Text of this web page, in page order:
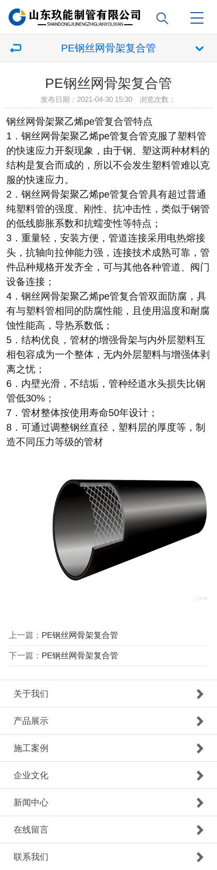
PE钢丝网骨架复合管
PE钢丝网骨架复合管
发布日期：2021-04-30 15:30 浏览次数：
钢丝网骨架聚乙烯pe管复合管特点
1．钢丝网骨架聚乙烯pe管复合管克服了塑料管
的快速应力开裂现象，由于钢、塑这两种材料的
结构是复合而成的，所以不会发生塑料管难以克
服的快速应力。
2．钢丝网骨架聚乙烯pe管复合管具有超过普通
纯塑料管的强度、刚性、抗冲击性，类似于钢管
的低线膨胀系数和抗蠕变性等特点；
3．重量轻，安装方便，管道连接采用电热熔接
头，抗轴向拉伸能力强，连接技术成熟可靠，管
件品种规格开发齐全，可与其他各种管道、阀门
设备连接；
4．钢丝网骨架聚乙烯pe管复合管双面防腐，具
有与塑料管相同的防腐性能，且使用温度和耐腐
蚀性能高，导热系数低；
5．结构优良，管材的增强骨架与内外层塑料互
相包容成为一个整体，无内外层塑料与增强体剥
离之忧；
6．内壁光滑，不结垢，管种经道水头损失比钢
管低30%；
7．管材整体按使用寿命50年设计；
8．可通过调整钢丝直径，塑料层的厚度等，制
造不同压力等级的管材
上一篇： PE钢丝网骨架复合管
下一篇： PE钢丝网骨架复合管
关于我们
产品展示
施工案例
企业文化
新闻中心
在线留言
联系我们